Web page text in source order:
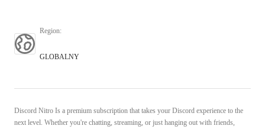
Region:
GLOBALNY
Discord Nitro Is a premium subscription that takes your Discord experience to the
next level. Whether you're chatting, streaming, or just hanging out with friends,